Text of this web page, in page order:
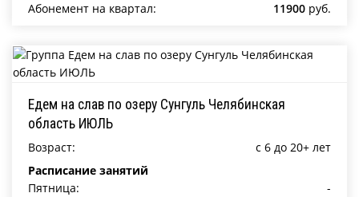
Абонемент на квартал:
11900 руб.
Едем на слав по озеру Сунгуль Челябинская
область ИЮЛЬ
Возраст:
c 6 до 20+ лет
Расписание занятий
Пятница:
-